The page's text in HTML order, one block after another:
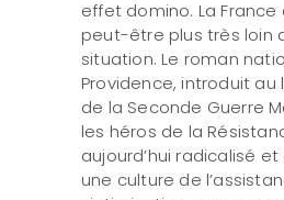
effet domino. La France
peut-être plus très loin
situation. Le roman
Providence, introduit au
de la Seconde Guerre
les héros de la
aujourd’hui radicalisé
une culture de